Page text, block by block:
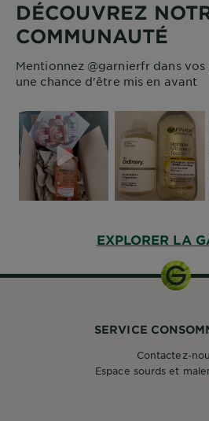
DÉCOUVREZ
COMMUNAUTÉ
Mentionnez @garnierfr dans
une chance d'être mis en avant
EXPLORER LA
SERVICE
Contactez-
Espace sourds et